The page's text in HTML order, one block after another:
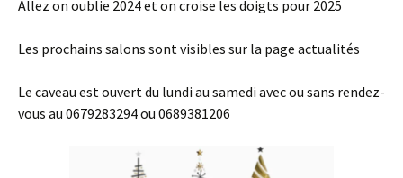
Allez on oublie 2024 et on croise les doigts pour 2025
Les prochains salons sont visibles sur la page actualités
Le caveau est ouvert du lundi au samedi avec ou sans rendez-
vous au 0679283294 ou 0689381206